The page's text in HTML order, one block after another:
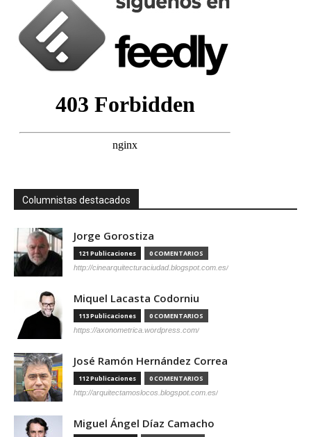
Columnistas destacados
Jorge Gorostiza
121 Publicaciones 0 COMENTARIOS
http://cinearquitecturaciudad.blogspot.com.es/
Miquel Lacasta Codorniu
113 Publicaciones 0 COMENTARIOS
https://axonometrica.wordpress.com/
José Ramón Hernández Correa
112 Publicaciones 0 COMENTARIOS
http://arquitectamoslocos.blogspot.com.es/
Miguel Ángel Díaz Camacho